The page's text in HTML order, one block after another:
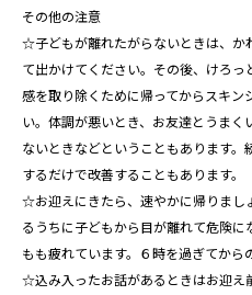
その他の注意
☆子どもが離れたがらないときは、か
て出かけてください。その後、けろ
感を取り除くために帰ってからスキン
い。体調が悪いとき、お友達とうま
ないときなどということもあります
するだけで改善することもあります。
☆お迎えにきたら、速やかに帰りまし
るうちに子どもから目が離れて危険
もも疲れています。６時を過ぎてから
☆込み入ったお話があるときはお迎え